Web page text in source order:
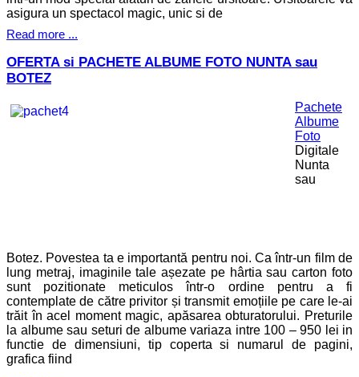
asigura un spectacol magic, unic si de
Read more ...
OFERTA si PACHETE ALBUME FOTO NUNTA sau
BOTEZ
Pachete
Albume
Foto
Digitale
Nunta
sau
Botez. Povestea ta e importantă pentru noi. Ca într-un film de
lung metraj, imaginile tale așezate pe hârtia sau carton foto
sunt pozitionate meticulos într-o ordine pentru a fi
contemplate de către privitor și transmit emoțiile pe care le-ai
trăit în acel moment magic, apăsarea obturatorului. Preturile
la albume sau seturi de albume variaza intre 100 – 950 lei in
functie de dimensiuni, tip coperta si numarul de pagini,
grafica fiind